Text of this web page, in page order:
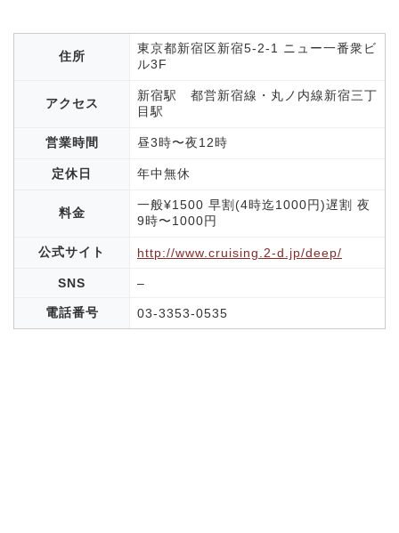
住所
東京都新宿区新宿5-2-1 ニュー一番衆ビ
ル3F
アクセス
新宿駅 都営新宿線・丸ノ内線新宿三丁
目駅
営業時間 昼3時〜夜12時
定休日 年中無休
料金
一般¥1500 早割(4時迄1000円)遅割 夜
9時〜1000円
公式サイト http://www.cruising.2-d.jp/deep/
SNS –
電話番号 03-3353-0535